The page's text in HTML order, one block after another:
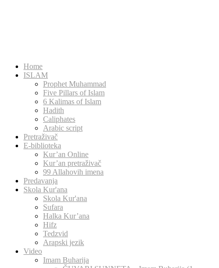
Home
ISLAM
Prophet Muhammad
Five Pillars of Islam
6 Kalimas of Islam
Hadith
Caliphates
Arabic script
Pretraživač
E-biblioteka
Kur’an Online
Kur’an pretraživač
99 Allahovih imena
Predavanja
Skola Kur'ana
Skola Kur'ana
Sufara
Halka Kur’ana
Hifz
Tedzvid
Arapski jezik
Video
Imam Buharija